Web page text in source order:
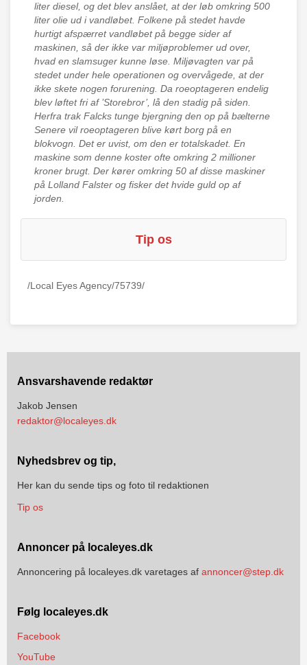
liter diesel, og det blev anslået, at der løb omkring 500
liter olie ud i vandløbet. Folkene på stedet havde
hurtigt afspærret vandløbet på begge sider af
maskinen, så der ikke var miljøproblemer ud over,
hvad en slamsuger kunne løse. Miljøvagten var på
stedet under hele operationen og overvågede, at der
ikke skete nogen forurening. Da roeoptageren endelig
blev løftet fri af ’Storebror’, lå den stadig på siden.
Herfra trak Falcks tunge bjergning den op på bælterne
Senere vil roeoptageren blive kørt borg på en
blokvogn. Det er uvist, om den er totalskadet. En
maskine som denne koster ofte omkring 2 millioner
kroner brugt. Der kører omkring 50 af disse maskiner
på Lolland Falster og fisker det hvide guld op af
jorden.
Tip os
/Local Eyes Agency/75739/
Ansvarshavende redaktør
Jakob Jensen
redaktor@localeyes.dk
Nyhedsbrev og tip,
Her kan du sende tips og foto til redaktionen
Tip os
Annoncer på localeyes.dk
Annoncering på localeyes.dk varetages af annoncer@step.dk
Følg localeyes.dk
Facebook
YouTube